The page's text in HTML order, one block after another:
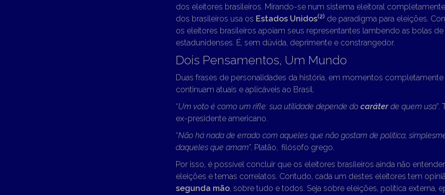
dos eleitores brasileiros. Mirando-se num sistema eleitoral
dos brasileiros usa os Estados Unidos(2) de paradigma para eleições.
os eleitores brasileiros apoiam seus representantes lambendo as bolas
estadunidenses. É, sem dúvida, deprimente e constrangedor.
Dois Pensamentos, Um Mundo
Duas frases de personalidades da história, em momentos completamente
continuam atuais e aplicáveis ao Brasil.
“Um voto é como um rifle: sua utilidade depende do caráterde quem usa”.
ex-presidente americano.
“Não há nada de errado com aqueles que não gostam de política,
daqueles que amam”. Platão, filósofo grego.
Por isso, é possível concluir que os eleitores brasileiros ainda não
eleições e temas correlatos. Contudo, cada um destes eleitores tem
segunda mão, sobre tudo e todos. Seja sobre eleições, política externa,